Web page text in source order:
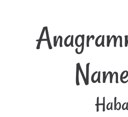
Haba